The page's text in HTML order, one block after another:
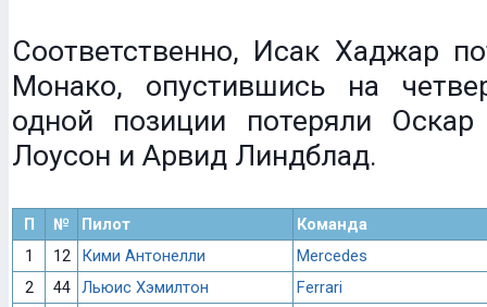
Соответственно, Исак Хаджар
Монако, опустившись на
одной позиции потеряли
Лоусон и Арвид Линдблад.
П № Пилот
Команда
1
12 Кими Антонелли
Mercedes
2
44 Льюис Хэмилтон
Ferrari